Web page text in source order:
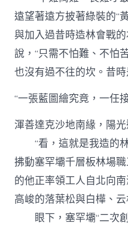
遠望著遠方披著綠裝的“
與加入過昔時造林會戰
說，“只需不怕難、不怕
也沒有過不往的坎。昔
“一張藍圖繪究竟，一任
渾善達克沙地南緣，陽
“看，這就是我造的林
拂動塞罕壩千層板林場
的他正率領工人自北向
高峻的落葉松與白樺、
眼下，塞罕壩“二次創